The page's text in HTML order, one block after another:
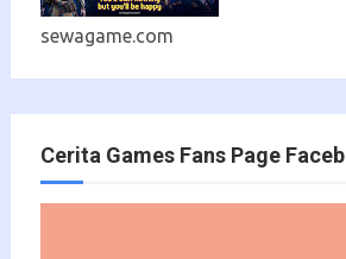
sewagame.com
Cerita Games Fans Page